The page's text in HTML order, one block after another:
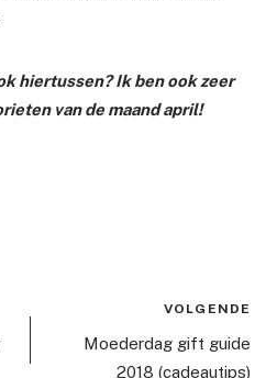
hiertussen? Ik ben ook zeer
van de maand april!
VOLGENDE
Moederdag gift guide
2018 (cadeautips)